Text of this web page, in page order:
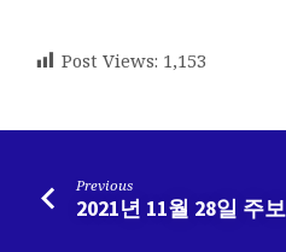
Post Views: 1,153
Previous
2021년 11월 28일 주보